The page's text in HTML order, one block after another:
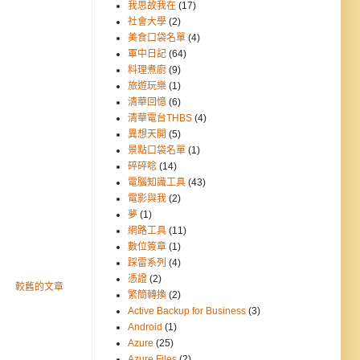
較舊的文章
我思故我在 (17)
社會大學 (2)
美食口袋名單 (4)
軍中日記 (64)
料理煮廚 (9)
旅遊玩樂 (1)
清華回憶 (6)
清華電台THBS (4)
異想天開 (5)
景點口袋名單 (1)
碎碎唸 (14)
電腦知識工具 (43)
電影與我 (2)
夢 (1)
網路工具 (11)
數位簽章 (1)
踩雷系列 (4)
憑證 (2)
繁簡轉換 (2)
Active Backup for Business (3)
Android (1)
Azure (25)